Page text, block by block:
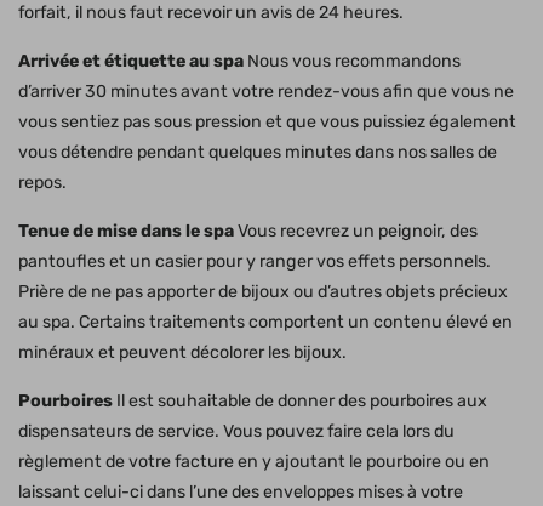
forfait, il nous faut recevoir un avis de 24 heures.
Arrivée et étiquette au spa Nous vous recommandons
d’arriver 30 minutes avant votre rendez-vous afin que vous ne
vous sentiez pas sous pression et que vous puissiez également
vous détendre pendant quelques minutes dans nos salles de
repos.
Tenue de mise dans le spaVous recevrez un peignoir, des
pantoufles et un casier pour y ranger vos effets personnels.
Prière de ne pas apporter de bijoux ou d’autres objets précieux
au spa. Certains traitements comportent un contenu élevé en
minéraux et peuvent décolorer les bijoux.
Pourboires Il est souhaitable de donner des pourboires aux
dispensateurs de service. Vous pouvez faire cela lors du
règlement de votre facture en y ajoutant le pourboire ou en
laissant celui-ci dans l’une des enveloppes mises à votre